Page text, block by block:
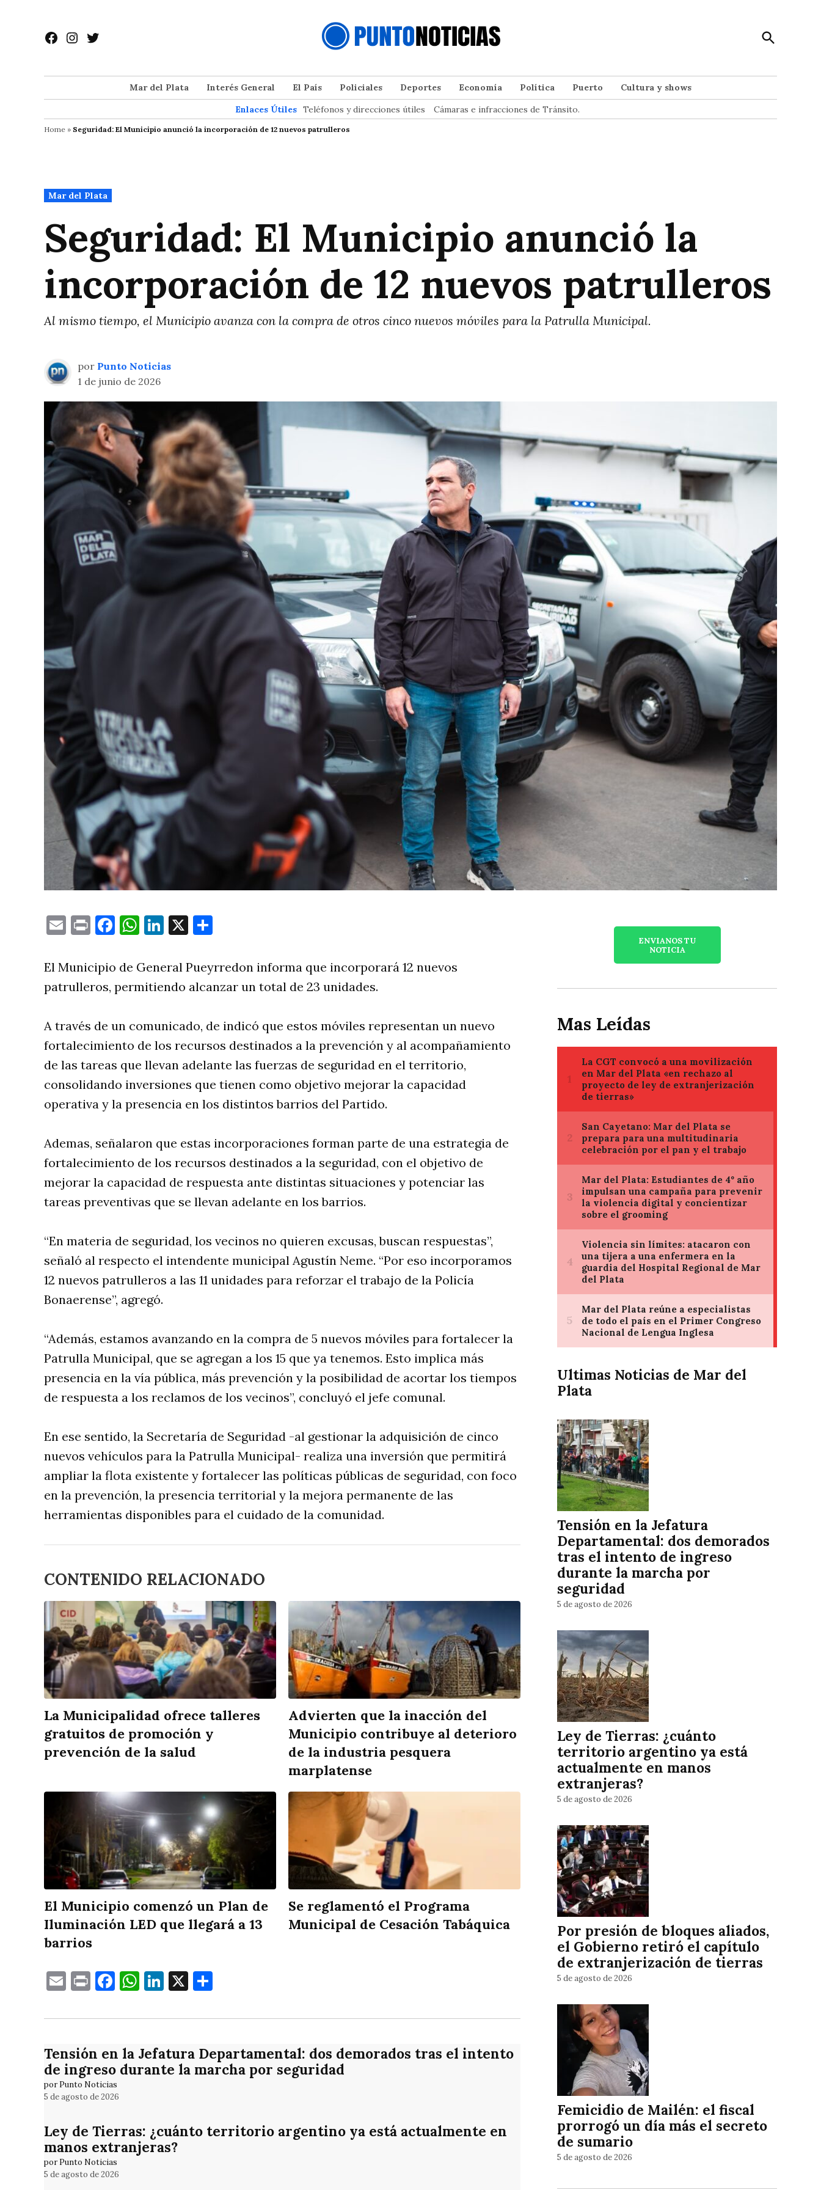
contenido
Facebook
Instagram
Twitter
Open
Search
Mar del Plata Interés General El País Policiales Deportes Economía Política Puerto
Cultura y shows
Enlaces Útiles Teléfonos y direcciones útiles Cámaras e infracciones de Tránsito.
Home » Seguridad: El Municipio anunció la incorporación de 12 nuevos patrulleros
Publicado
en
Mar del Plata
Seguridad: El Municipio anunció la
incorporación de 12 nuevos patrulleros
Al mismo tiempo, el Municipio avanza con la compra de otros cinco nuevos móviles para la Patrulla Municipal.
por Punto Noticias
1 de junio de 2026
EmailPrintFacebook
WhatsApp
LinkedIn
X
El Municipio de General Pueyrredon informa que incorporará 12 nuevos
patrulleros, permitiendo alcanzar un total de 23 unidades.
A través de un comunicado, de indicó que estos móviles representan un nuevo
fortalecimiento de los recursos destinados a la prevención y al acompañamiento
de las tareas que llevan adelante las fuerzas de seguridad en el territorio,
consolidando inversiones que tienen como objetivo mejorar la capacidad
operativa y la presencia en los distintos barrios del Partido.
Ademas, señalaron que estas incorporaciones forman parte de una estrategia de
fortalecimiento de los recursos destinados a la seguridad, con el objetivo de
mejorar la capacidad de respuesta ante distintas situaciones y potenciar las
tareas preventivas que se llevan adelante en los barrios.
“En materia de seguridad, los vecinos no quieren excusas, buscan respuestas”,
señaló al respecto el intendente municipal Agustín Neme. “Por eso incorporamos
12 nuevos patrulleros a las 11 unidades para reforzar el trabajo de la Policía
Bonaerense”, agregó.
“Además, estamos avanzando en la compra de 5 nuevos móviles para fortalecer la
Patrulla Municipal, que se agregan a los 15 que ya tenemos. Esto implica más
presencia en la vía pública, más prevención y la posibilidad de acortar los tiempos
de respuesta a los reclamos de los vecinos”, concluyó el jefe comunal.
En ese sentido, la Secretaría de Seguridad -al gestionar la adquisición de cinco
nuevos vehículos para la Patrulla Municipal- realiza una inversión que permitirá
ampliar la flota existente y fortalecer las políticas públicas de seguridad, con foco
en la prevención, la presencia territorial y la mejora permanente de las
herramientas disponibles para el cuidado de la comunidad.
CONTENIDO RELACIONADO
La Municipalidad ofrece talleres
gratuitos de promoción y
prevención de la salud
Advierten que la inacción del
Municipio contribuye al deterioro
de la industria pesquera
marplatense
El Municipio comenzó un Plan de
Iluminación LED que llegará a 13
barrios
Se reglamentó el Programa
Municipal de Cesación Tabáquica
EmailPrintFacebook
WhatsApp
LinkedIn
X
Tensión en la Jefatura Departamental: dos demorados tras el intento
de ingreso durante la marcha por seguridad
por Punto Noticias
5 de agosto de 2026
Ley de Tierras: ¿cuánto territorio argentino ya está actualmente en
manos extranjeras?
por Punto Noticias
5 de agosto de 2026
ENVIANOS TU
NOTICIA
Mas Leídas
Ultimas Noticias de Mar del
Plata
Tensión en la Jefatura
Departamental: dos demorados
tras el intento de ingreso
durante la marcha por
seguridad
5 de agosto de 2026
Ley de Tierras: ¿cuánto
territorio argentino ya está
actualmente en manos
extranjeras?
5 de agosto de 2026
Por presión de bloques aliados,
el Gobierno retiró el capítulo
de extranjerización de tierras
5 de agosto de 2026
Femicidio de Mailén: el fiscal
prorrogó un día más el secreto
de sumario
5 de agosto de 2026